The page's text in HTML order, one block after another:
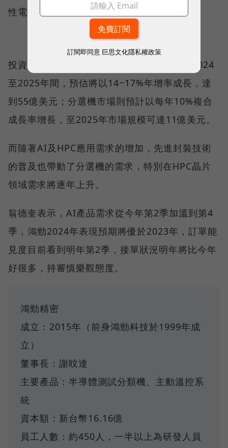
性電子13%、車用8%，記憶體則是3%。
投資機構預估，全球半導體測試設備市場在2024
至2025年間，預估將以14~17%年增率成長，達
到55億美元；分選機市場則預計以每年10%複合
成長率增長，至2025年市場規模可達11億美元。
而隨著AI及HPC應用需求的增加，先進封裝技術
的普及也帶動了分選機的需求，特別在HPC晶片
領域需求將逐年上升。
翁德奎表示，AI產品需求從今年第2季加溫到第4
季，鴻勁2024年表現預期將優於2023年，訂單能
見度目前看到明年第2季，接單狀況明年將比今年
好很多，持審慎樂觀態度。
鴻勁精密
成立：2015年（前身鴻勁科技於1999年成
立）
董事長：謝旼達
主要產品：半導體測試分類機、主動溫控系
統
資本額：新台幣16.16億
員工人數：約450人，一半以上為研發人員
訂閱即同意 巨思文化隱私權政策